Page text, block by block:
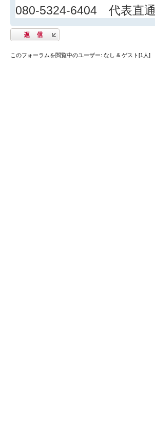
080-5324-6404 代表直通
返信する
このフォーラムを閲覧中のユーザー: なし & ゲスト[1人]